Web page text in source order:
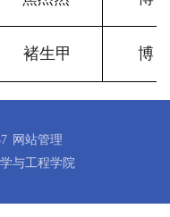
褚生甲 博
网站管理
与工程学院